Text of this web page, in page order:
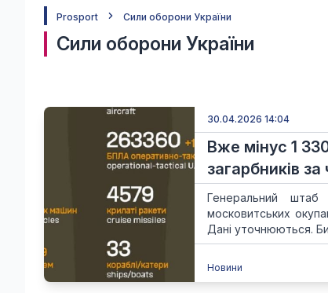
Prosport Сили оборони України
Сили оборони України
30.04.2026 14:04
Вже мінус 1
загарбників
Генеральний
московитських
Дані уточнюються.
Новини